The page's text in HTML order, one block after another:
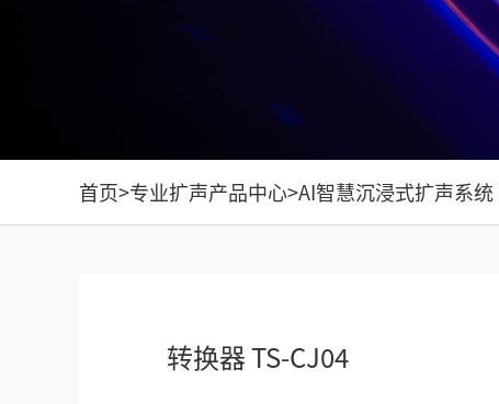
首页>专业扩声产品中心>AI智慧沉浸式扩声系统
转换器 TS-CJ04